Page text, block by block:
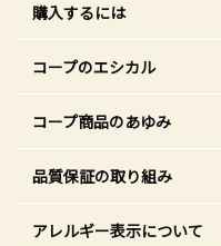
購入するには
コープのエシカル
コープ商品のあゆみ
品質保証の取り組み
アレルギー表示について